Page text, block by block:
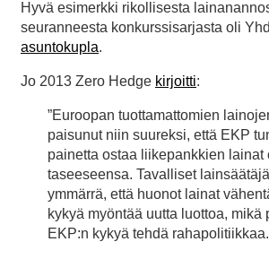
Hyvä esimerkki rikollisesta
seuranneesta konkurssisarjasta oli
asuntokupla.
Jo 2013 Zero Hedge kirjoitti:
”Euroopan tuottamattomien
paisunut niin suureksi, että EKP
painetta ostaa liikepankkien lainat
taseeseensa. Tavalliset
ymmärrä, että huonot lainat
kykyä myöntää uutta luottoa, mikä
EKP:n kykyä tehdä rahapolitiikkaa.